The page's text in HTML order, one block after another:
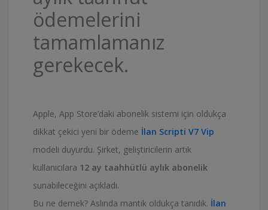
ödemelerini
tamamlamanız
gerekecek.
Apple, App Store’daki abonelik sistemi için oldukça
dikkat çekici yeni bir ödeme İlan Scripti V7 Vip
modeli duyurdu. Şirket, geliştiricilerin artık
kullanıcılara 12 ay taahhütlü aylık abonelik
sunabileceğini açıkladı.
Bu ne demek? Aslında mantık oldukça tanıdık. İlan